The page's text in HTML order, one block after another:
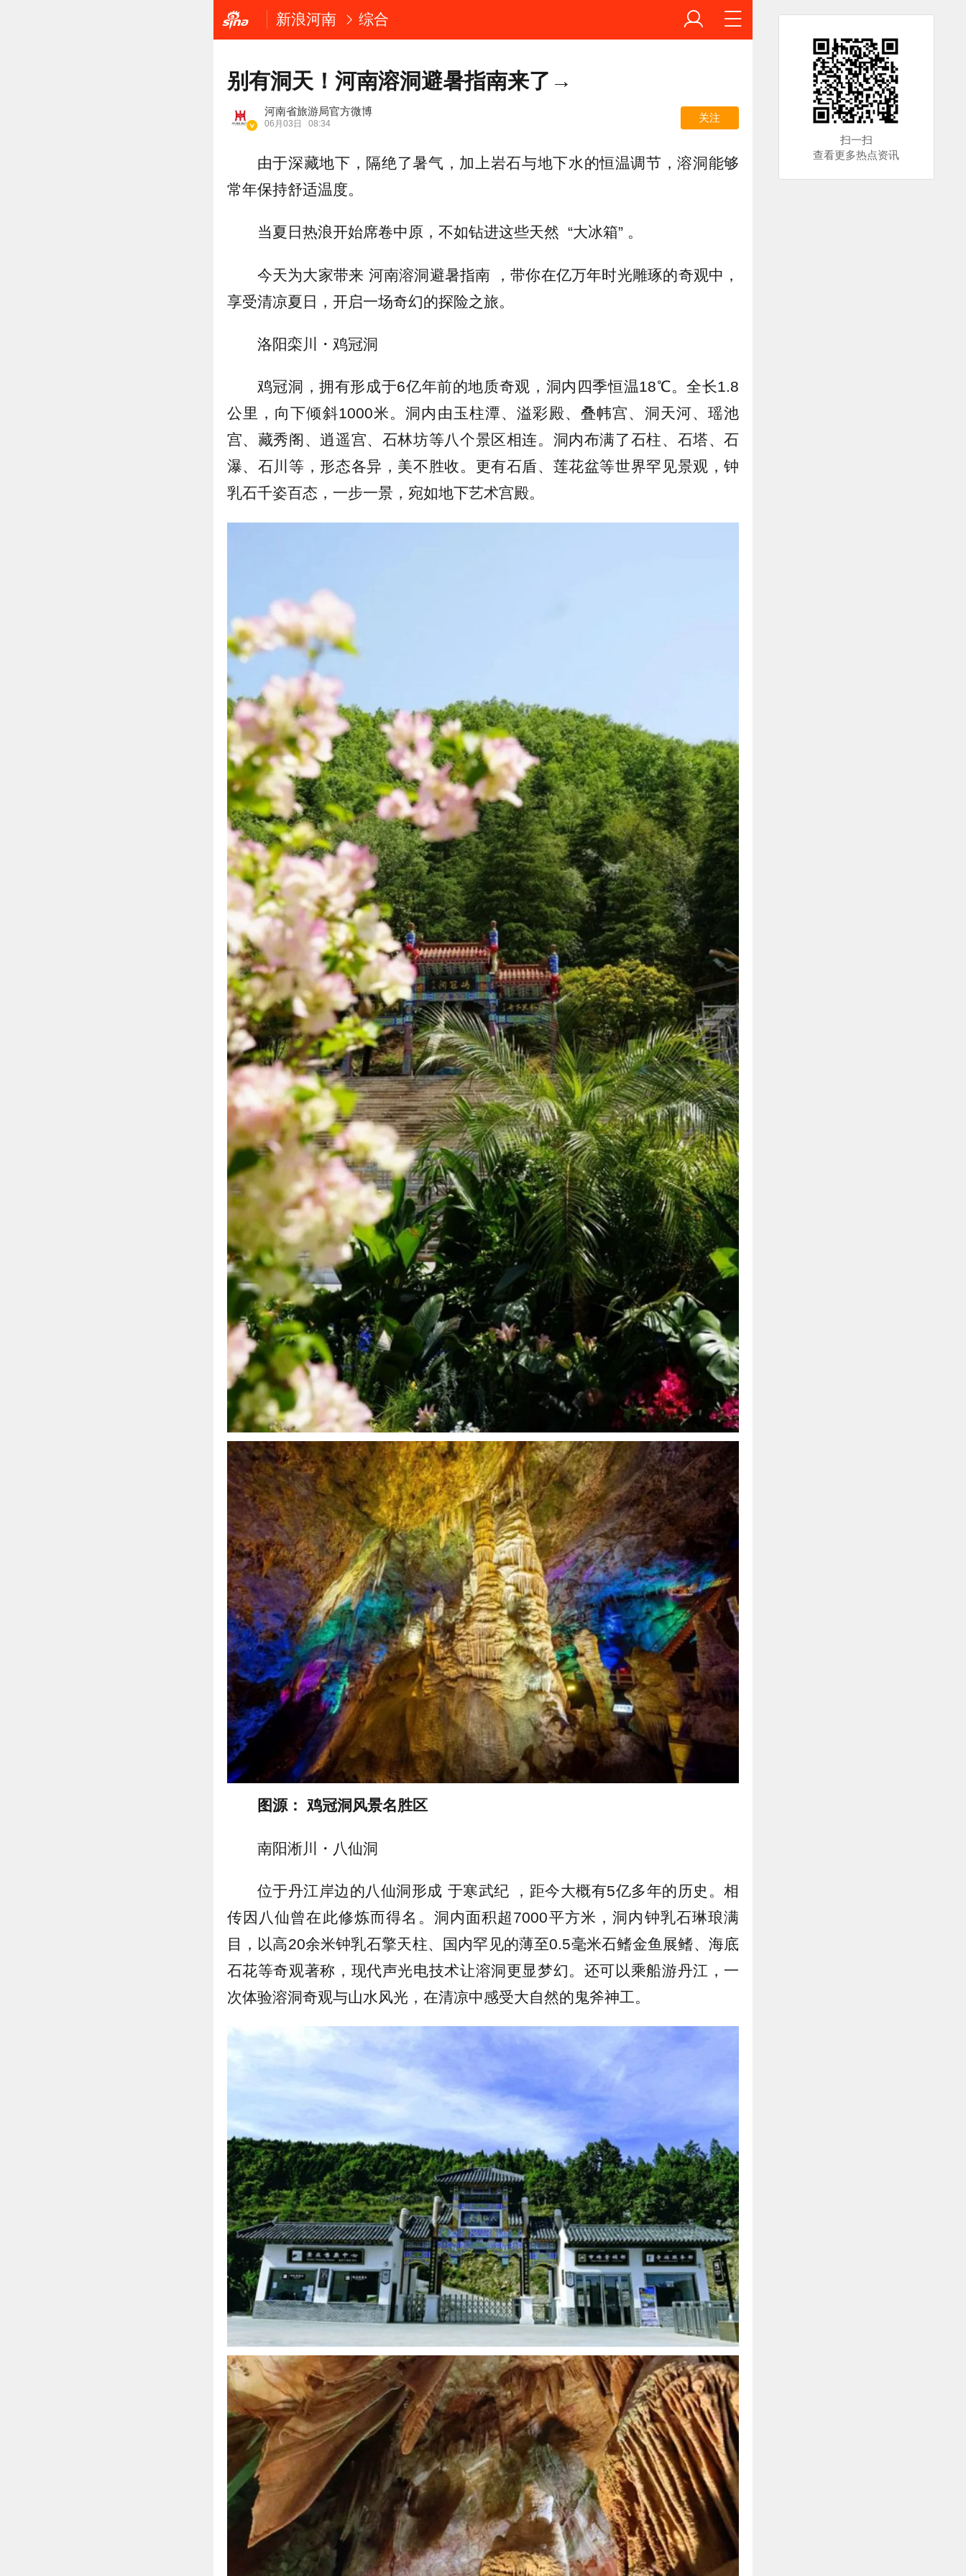
新浪河南 综合
别有洞天！河南溶洞避暑指南来了→
河南省旅游局官方微博
06月03日 08:34
关注
由于深藏地下，隔绝了暑气，加上岩石与地下水的恒温调节，溶洞能够
常年保持舒适温度。
当夏日热浪开始席卷中原，不如钻进这些天然 “大冰箱” 。
今天为大家带来 河南溶洞避暑指南 ，带你在亿万年时光雕琢的奇观中，
享受清凉夏日，开启一场奇幻的探险之旅。
洛阳栾川・鸡冠洞
鸡冠洞，拥有形成于6亿年前的地质奇观，洞内四季恒温18℃。全长1.8
公里，向下倾斜1000米。洞内由玉柱潭、溢彩殿、叠帏宫、洞天河、瑶池
宫、藏秀阁、逍遥宫、石林坊等八个景区相连。洞内布满了石柱、石塔、石
瀑、石川等，形态各异，美不胜收。更有石盾、莲花盆等世界罕见景观，钟
乳石千姿百态，一步一景，宛如地下艺术宫殿。
图源： 鸡冠洞风景名胜区
南阳淅川・八仙洞
位于丹江岸边的八仙洞形成 于寒武纪 ，距今大概有5亿多年的历史。相
传因八仙曾在此修炼而得名。洞内面积超7000平方米，洞内钟乳石琳琅满
目，以‌高20余米钟乳石‌擎天柱、国内罕见的薄至0.5毫米石鳍‌金鱼展鳍‌、‌海底
石花等奇观著称，现代声光电技术让溶洞更显梦幻。还可以乘船游丹江，一
次体验溶洞奇观与山水风光，在清凉中感受大自然的鬼斧神工。
扫一扫
查看更多热点资讯